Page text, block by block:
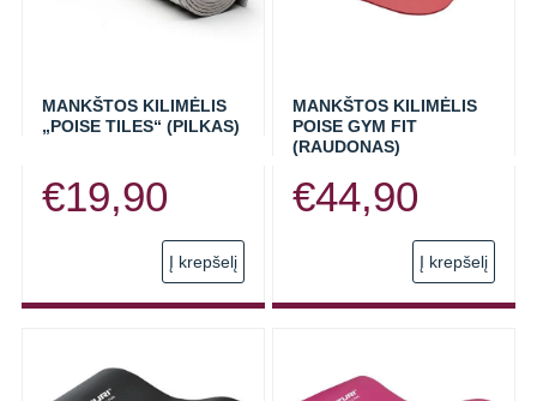
MASAŽINIAI KAMUOLIAI
ELASTINĖS JUOSTOS
TRENIRUOČIŲ KILIMĖLIAI
PREKĖS PILATES TRENIRUOTĖMS
MANKŠTOS KILIMĖLIS
„POISE TILES“ (PILKAS)
€19,90
Į krepšelį
MANKŠTOS KILIMĖLIS
POISE GYM FIT
(RAUDONAS)
€44,90
Į krepšelį